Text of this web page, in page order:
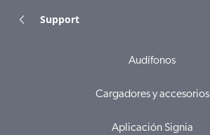
Support
Audífonos
Cargadores y accesorios
Aplicación Signia